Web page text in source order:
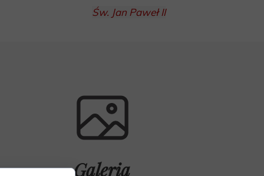
Św. Jan Paweł II
Galeria